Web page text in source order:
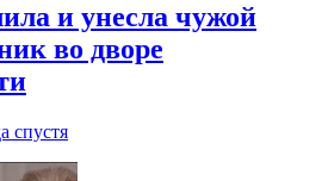
и унесла чужой
во дворе
спустя